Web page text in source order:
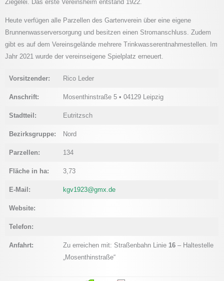
Ziegelei. Das erste Vereinsheim entstand 1922.
Heute verfügen alle Parzellen des Gartenverein über eine eigene
Brunnenwasserversorgung und besitzen einen Stromanschluss. Zudem
gibt es auf dem Vereinsgelände mehrere Trinkwasserentnahmestellen. Im
Jahr 2021 wurde der vereinseigene Spielplatz erneuert.
Vorsitzender: Rico Leder
Anschrift: Mosenthinstraße 5 • 04129 Leipzig
Stadtteil: Eutritzsch
Bezirksgruppe: Nord
Parzellen: 134
Fläche in ha: 3,73
E-Mail: kgv1923@gmx.de
Website:
Telefon:
Anfahrt: Zu erreichen mit: Straßenbahn Linie 16– Haltestelle
„Mosenthinstraße“